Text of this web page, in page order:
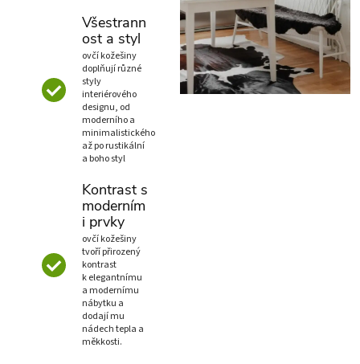
Všestrann
ost a styl
ovčí kožešiny
doplňují různé
styly
interiérového
designu, od
moderního a
minimalistického
až po rustikální
a boho styl
Kontrast s
moderním
i prvky
ovčí kožešiny
tvoří přirozený
kontrast
k elegantnímu
a modernímu
nábytku a
dodají mu
nádech tepla a
měkkosti.